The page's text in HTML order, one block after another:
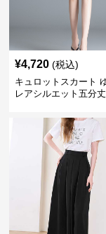
¥4,720 (税込)
キュロットスカート
レアシルエット五分